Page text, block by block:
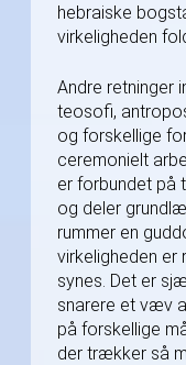
hebraiske
virkeligheden
Andre retninger
teosofi,
og forskellige
ceremonielt
er forbundet på
og deler
rummer en
virkeligheden er
synes. Det er
snarere et væv
på forskellige
der trækker så